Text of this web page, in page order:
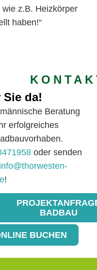
z.B. Heizkörper
haben!“
da!
Beratung
erfolgreiches
oder senden
info@thorwesten-
!
BADBAU
BUCHEN